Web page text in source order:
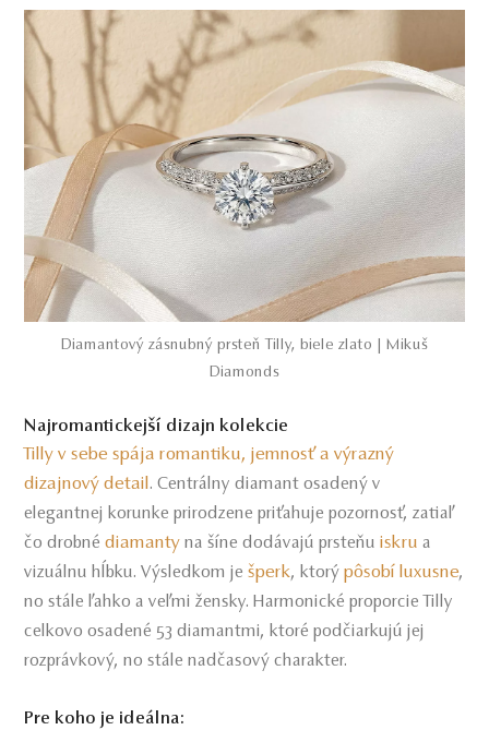
Diamantový zásnubný prsteň Tilly, biele zlato | Mikuš
Diamonds
Najromantickejší dizajn kolekcie
Tilly v sebe spája romantiku, jemnosť a výrazný
dizajnový detail. Centrálny diamant osadený v
elegantnej korunke prirodzene priťahuje pozornosť, zatiaľ
čo drobnédiamanty na šíne dodávajú prsteňuiskru a
vizuálnu hĺbku. Výsledkom ješperk, ktorýpôsobí luxusne,
no stále ľahko a veľmi žensky. Harmonické proporcie Tilly
celkovo osadené 53 diamantmi, ktoré podčiarkujú jej
rozprávkový, no stále nadčasový charakter.
Pre koho je ideálna: